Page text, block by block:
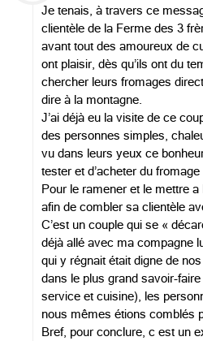
Je tenais, à travers ce
clientèle de la Ferme des 3
avant tout des amoureux de
ont plaisir, dès qu’ils ont du
chercher leurs fromages
dire à la montagne.
J’ai déjà eu la visite de ce
des personnes simples,
vu dans leurs yeux ce
tester et d’acheter du
Pour le ramener et le mettre
afin de combler sa clientèle
C’est un couple qui se «
déjà allé avec ma compagne
qui y régnait était digne de
dans le plus grand savoir-faire
service et cuisine), les
nous mêmes étions comblés
Bref, pour conclure, c est un